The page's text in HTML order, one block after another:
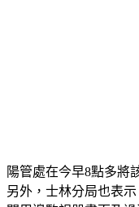
陽管處在今早8點多將
另外，士林分局也表